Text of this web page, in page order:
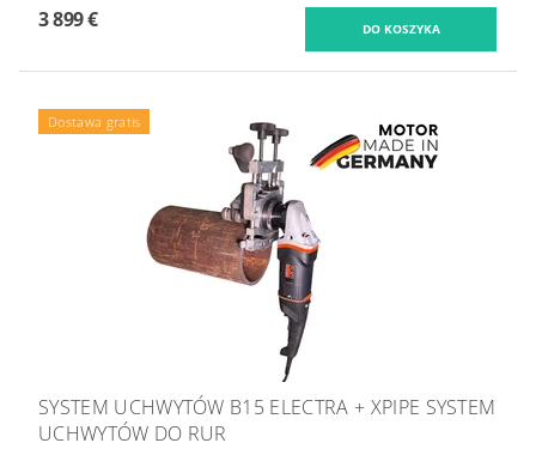
3 899 €
Dostawa gratis
SYSTEM UCHWYTÓW B15 ELECTRA + XPIPE SYSTEM
UCHWYTÓW DO RUR